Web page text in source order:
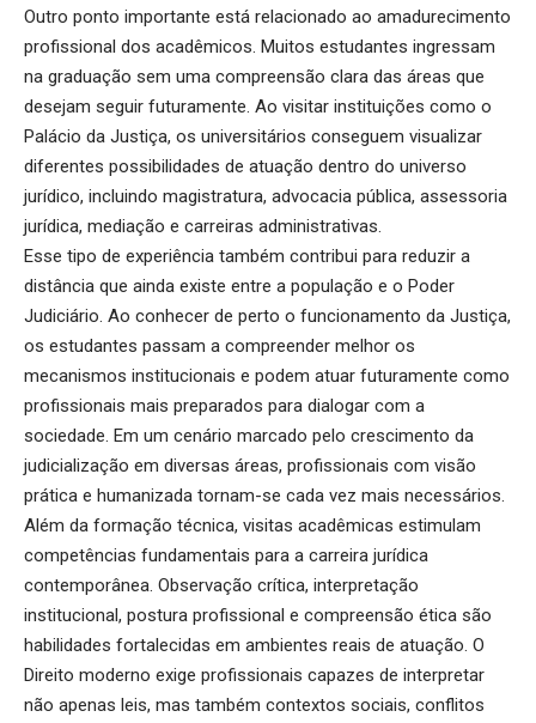
Outro ponto importante está relacionado ao amadurecimento
profissional dos acadêmicos. Muitos estudantes ingressam
na graduação sem uma compreensão clara das áreas que
desejam seguir futuramente. Ao visitar instituições como o
Palácio da Justiça, os universitários conseguem visualizar
diferentes possibilidades de atuação dentro do universo
jurídico, incluindo magistratura, advocacia pública, assessoria
jurídica, mediação e carreiras administrativas.
Esse tipo de experiência também contribui para reduzir a
distância que ainda existe entre a população e o Poder
Judiciário. Ao conhecer de perto o funcionamento da Justiça,
os estudantes passam a compreender melhor os
mecanismos institucionais e podem atuar futuramente como
profissionais mais preparados para dialogar com a
sociedade. Em um cenário marcado pelo crescimento da
judicialização em diversas áreas, profissionais com visão
prática e humanizada tornam-se cada vez mais necessários.
Além da formação técnica, visitas acadêmicas estimulam
competências fundamentais para a carreira jurídica
contemporânea. Observação crítica, interpretação
institucional, postura profissional e compreensão ética são
habilidades fortalecidas em ambientes reais de atuação. O
Direito moderno exige profissionais capazes de interpretar
não apenas leis, mas também contextos sociais, conflitos